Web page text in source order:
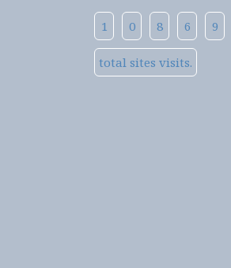
1 0 8 6 9
total sites visits.